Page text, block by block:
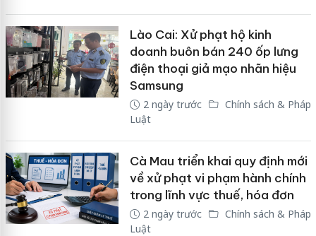
Lào Cai: Xử phạt hộ kinh
doanh buôn bán 240 ốp lưng
điện thoại giả mạo nhãn hiệu
Samsung
2 ngày trước
Chính sách & Pháp
Luật
Cà Mau triển khai quy định mới
về xử phạt vi phạm hành chính
trong lĩnh vực thuế, hóa đơn
2 ngày trước
Chính sách & Pháp
Luật